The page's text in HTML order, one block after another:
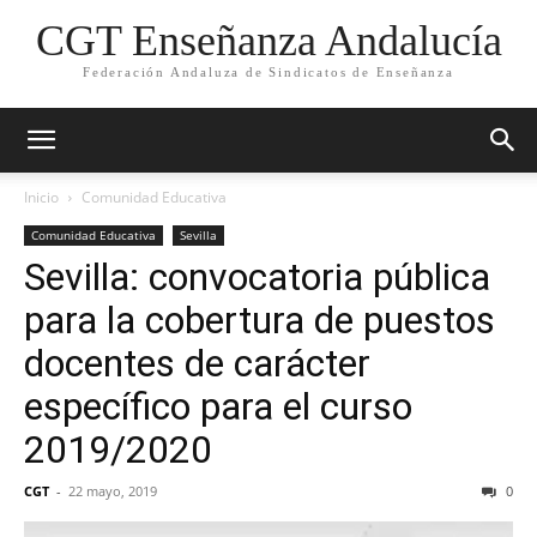
CGT Enseñanza Andalucía
Federación Andaluza de Sindicatos de Enseñanza
Inicio Comunidad Educativa
Comunidad Educativa Sevilla
Sevilla: convocatoria pública
para la cobertura de puestos
docentes de carácter
específico para el curso
2019/2020
CGT - 22 mayo, 2019 0